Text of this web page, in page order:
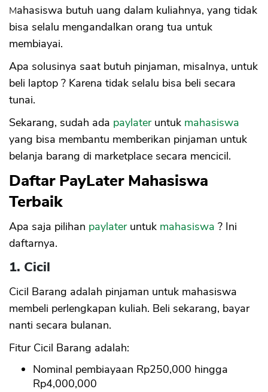
Mahasiswa butuh uang dalam kuliahnya, yang tidak
bisa selalu mengandalkan orang tua untuk
membiayai.
Apa solusinya saat butuh pinjaman, misalnya, untuk
beli laptop ? Karena tidak selalu bisa beli secara
tunai.
Sekarang, sudah ada paylateruntuk mahasiswa
yang bisa membantu memberikan pinjaman untuk
belanja barang di marketplace secara mencicil.
Daftar PayLater Mahasiswa
Terbaik
Apa saja pilihan paylateruntuk mahasiswa ? Ini
daftarnya.
1. Cicil
Cicil Barang adalah pinjaman untuk mahasiswa
membeli perlengkapan kuliah. Beli sekarang, bayar
nanti secara bulanan.
Fitur Cicil Barang adalah:
Nominal pembiayaan Rp250,000 hingga
Rp4,000,000